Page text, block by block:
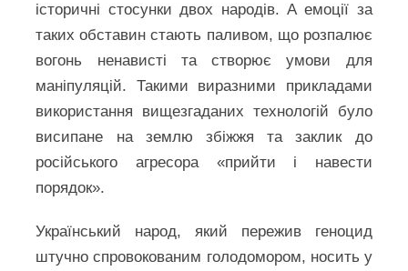
історичні стосунки двох народів. А емоції за
таких обставин стають паливом, що розпалює
вогонь ненависті та створює умови для
маніпуляцій. Такими виразними прикладами
використання вищезгаданих технологій було
висипане на землю збіжжя та заклик до
російського агресора «прийти і навести
порядок».
Український народ, який пережив геноцид
штучно спровокованим голодомором, носить у